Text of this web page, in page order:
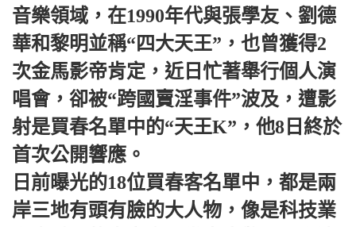
音樂領域，在1990年代與張學友、劉德
華和黎明並稱“四大天王”，也曾獲得2
次金馬影帝肯定，近日忙著舉行個人演
唱會，卻被“跨國賣淫事件”波及，遭影
射是買春名單中的“天王K”，他8日終於
首次公開響應。
日前曝光的18位買春客名單中，都是兩
岸三地有頭有臉的大人物，像是科技業